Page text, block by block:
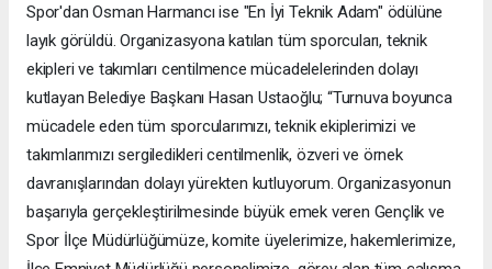
Spor'dan Osman Harmancı ise "En İyi Teknik Adam" ödülüne
layık görüldü. Organizasyona katılan tüm sporcuları, teknik
ekipleri ve takımları centilmence mücadelelerinden dolayı
kutlayan Belediye Başkanı Hasan Ustaoğlu; “Turnuva boyunca
mücadele eden tüm sporcularımızı, teknik ekiplerimizi ve
takımlarımızı sergiledikleri centilmenlik, özveri ve örnek
davranışlarından dolayı yürekten kutluyorum. Organizasyonun
başarıyla gerçekleştirilmesinde büyük emek veren Gençlik ve
Spor İlçe Müdürlüğümüze, komite üyelerimize, hakemlerimize,